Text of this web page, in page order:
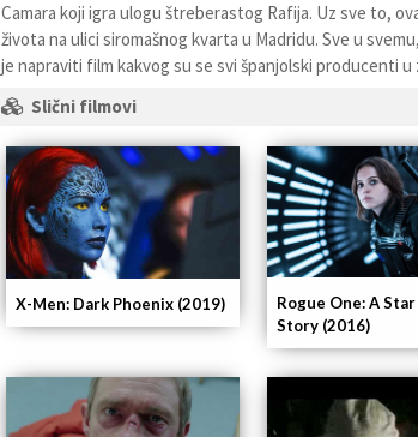
Camara koji igra ulogu štreberastog Rafija. Uz sve to,
života na ulici siromašnog kvarta u Madridu. Sve u
je napraviti film kakvog su se svi španjolski producenti
Slični filmovi
Rogue One: A
Story (2016)
X-Men: Dark Phoenix (2019)